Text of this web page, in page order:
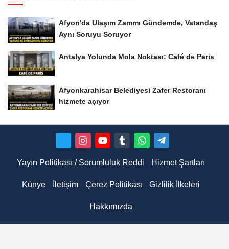
Afyon'da Ulaşım Zammı Gündemde, Vatandaş
Aynı Soruyu Soruyor
Antalya Yolunda Mola Noktası: Café de Paris
Afyonkarahisar Belediyesi Zafer Restoranı
hizmete açıyor
Yayın Politikası / Sorumluluk Reddi Hizmet Şartları
Künye İletişim Çerez Politikası Gizlilik İlkeleri
Hakkımızda